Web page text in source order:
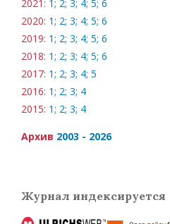
2021: 1; 2; 3; 4; 5; 6
2020: 1; 2; 3; 4; 5; 6
2019: 1; 2; 3; 4; 5; 6
2018: 1; 2; 3; 4; 5; 6
2017: 1; 2; 3; 4; 5
2016: 1; 2; 3; 4
2015: 1; 2; 3; 4
Архив 2003 - 2026
Журнал индексируется